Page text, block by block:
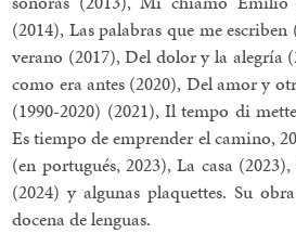
(2014), Las palabras que me
verano (2017), Del dolor y la alegría
como era antes (2020), Del amor y
(1990-2020) (2021), Il tempo di
Es tiempo de emprender el camino,
(en portugués, 2023), La casa
(2024) y algunas plaquettes. Su
docena de lenguas.